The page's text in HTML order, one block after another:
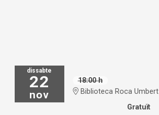
dissabte
22
nov
18:00 h
Biblioteca Roca Umbert
Gratuït